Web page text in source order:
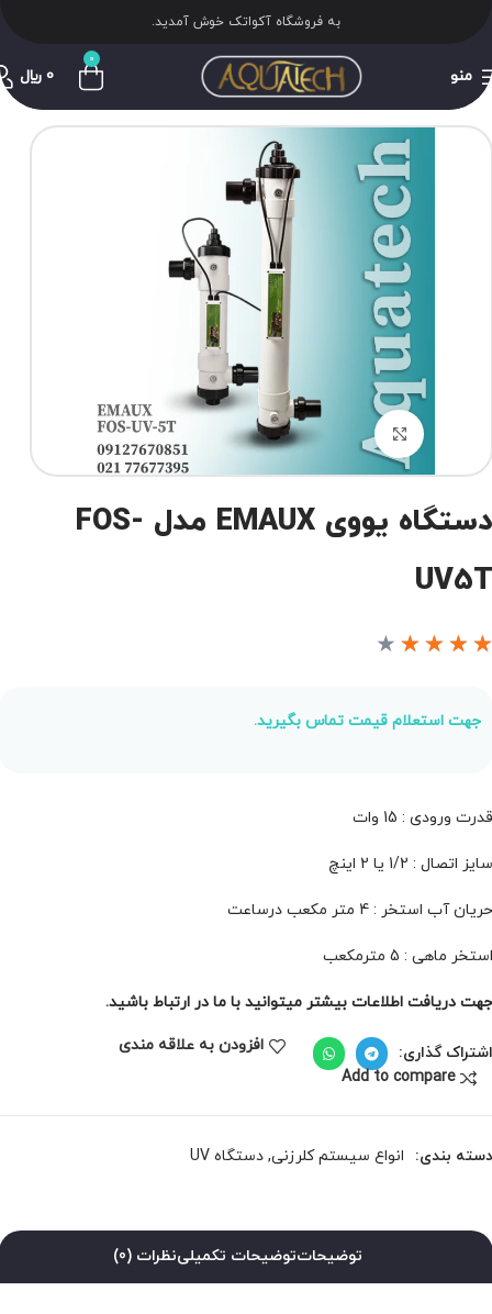
به فروشگاه آکواتک خوش آمدید.
منو
0
0 ﷼
برای بزرگنمایی کلیک کنید
دستگاه یووی EMAUX مدل FOS-
★
★
★
★
جهت استعلام قیمت تماس بگیرید.
ورودی : 15 وات
اتصال : 1/2 یا 2 اینچ
آب استخر : 4 متر مکعب درساعت
ماهی : 5 مترمکعب
دریافت اطلاعات بیشتر میتوانید با ما در ارتباط باشید.
گذاری:
افزودن به علاقه مندی
Add to compare
بندی: انواع سیستم کلرزنی, دستگاه UV
توضیحاتتوضیحات تکمیلینظرات (0)